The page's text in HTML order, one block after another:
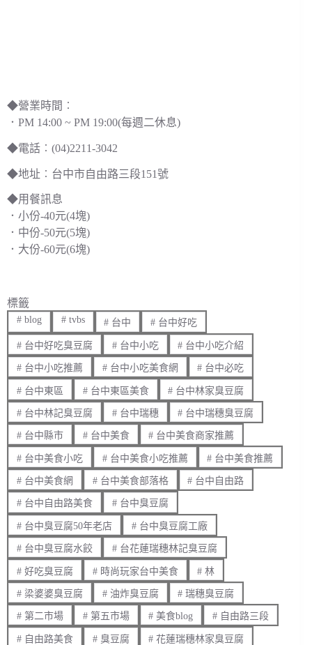
◆營業時間︰
．PM 14:00 ~ PM 19:00(每週二休息)
◆電話︰(04)2211-3042
◆地址︰台中市自由路三段151號
◆用餐訊息
．小份-40元(4塊)
．中份-50元(5塊)
．大份-60元(6塊)
標籤
#blog #tvbs # 台中 # 台中好吃
#台中好吃臭豆腐 #台中小吃 # 台中小吃介紹
#台中小吃推薦 #台中小吃美食網 # 台中必吃
#台中東區 #台中東區美食 # 台中林家臭豆腐
#台中林記臭豆腐 #台中瑞穗 # 台中瑞穗臭豆腐
#台中縣市 #台中美食 # 台中美食商家推薦
#台中美食小吃 #台中美食小吃推薦 # 台中美食推薦
#台中美食網 #台中美食部落格 # 台中自由路
#台中自由路美食 #台中臭豆腐
#台中臭豆腐50年老店 #台中臭豆腐工廠
#台中臭豆腐水餃 #台花蓮瑞穗林記臭豆腐
#好吃臭豆腐 #時尚玩家台中美食 # 林
#梁婆婆臭豆腐 #油炸臭豆腐 # 瑞穗臭豆腐
#第二市場 #第五市場 # 美食blog # 自由路三段
#自由路美食 #臭豆腐 # 花蓮瑞穗林家臭豆腐